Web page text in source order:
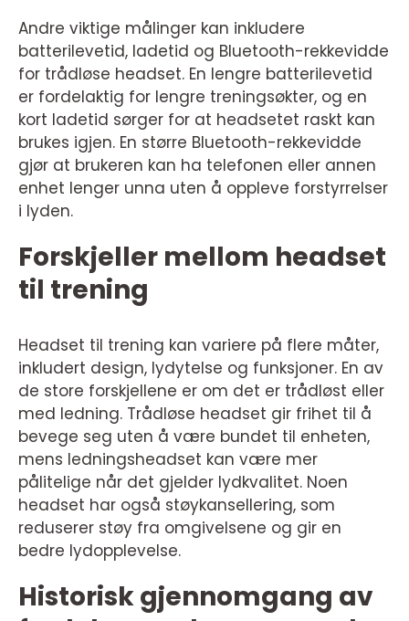
Andre viktige målinger kan inkludere
batterilevetid, ladetid og Bluetooth-rekkevidde
for trådløse headset. En lengre batterilevetid
er fordelaktig for lengre treningsøkter, og en
kort ladetid sørger for at headsetet raskt kan
brukes igjen. En større Bluetooth-rekkevidde
gjør at brukeren kan ha telefonen eller annen
enhet lenger unna uten å oppleve forstyrrelser
i lyden.
Forskjeller mellom headset
til trening
Headset til trening kan variere på flere måter,
inkludert design, lydytelse og funksjoner. En av
de store forskjellene er om det er trådløst eller
med ledning. Trådløse headset gir frihet til å
bevege seg uten å være bundet til enheten,
mens ledningsheadset kan være mer
pålitelige når det gjelder lydkvalitet. Noen
headset har også støykansellering, som
reduserer støy fra omgivelsene og gir en
bedre lydopplevelse.
Historisk gjennomgang av